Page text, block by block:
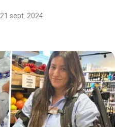
21 sept. 2024